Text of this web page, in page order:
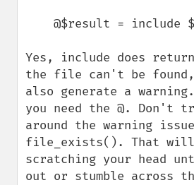
Yes, include does
the file can't be
also generate a
you need the @. Don't
around the warning
file_exists(). That will
scratching your head
out or stumble across